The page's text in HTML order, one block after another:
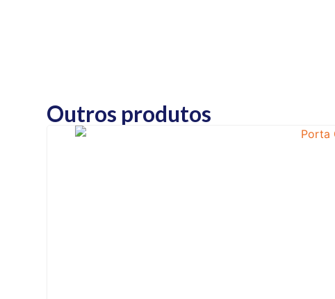
Outros produtos